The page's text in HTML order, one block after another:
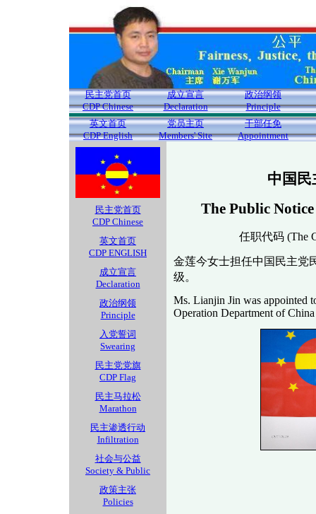
民主党首页
CDP Chinese
成立宣言
Declaration
政治纲领
Principle
英文首页
CDP English
党员主页
Members' Site
干部任免
Appointment
民主党首页
CDP Chinese
英文首页
CDP ENGLISH
成立宣言
Declaration
政治纲领
Principle
入党誓词
Swearing
民主党党旗
CDP Flag
民主马拉松
Marathon
民主渗透行动
Infiltration
社会与公益
Society & Public
政策主张
Policies
中国
The Public
任职代码 (The
金莲今女士担任中国民主党
级。
Ms. Lianjin Jin was appointed
Operation Department of